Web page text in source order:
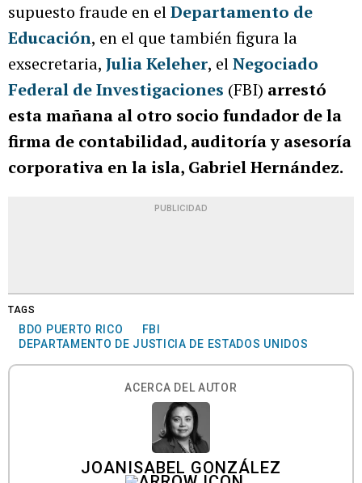
supuesto fraude en elDepartamento de
Educación, en el que también figura la
exsecretaria, Julia Keleher, elNegociado
Federal de Investigaciones (FBI) arrestó
esta mañana al otro socio fundador de la
firma de contabilidad, auditoría y asesoría
corporativa en la isla, Gabriel Hernández.
PUBLICIDAD
TAGS
BDO PUERTO RICO
FBI
DEPARTAMENTO DE JUSTICIA DE ESTADOS UNIDOS
ACERCA DEL AUTOR
JOANISABEL GONZÁLEZ